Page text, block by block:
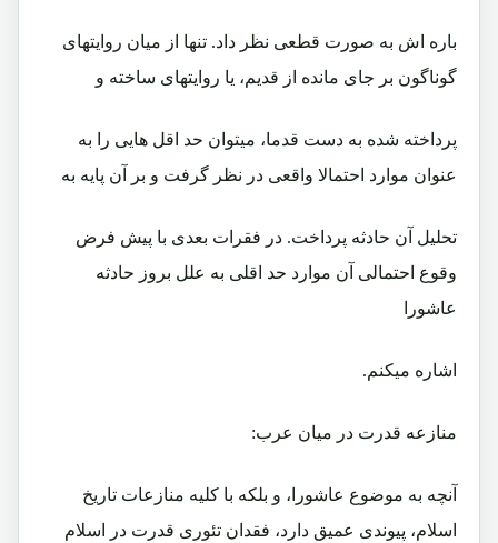
باره اش به صورت قطعی نظر داد. تنها از میان روایتهای
گوناگون بر جای مانده از قدیم، یا روایتهای ساخته و
پرداخته شده به دست قدما، میتوان حد اقل هایی را به
عنوان موارد احتمالا واقعی در نظر گرفت و بر آن پایه به
تحلیل آن حادثه پرداخت. در فقرات بعدی با پیش فرض
وقوع احتمالی آن موارد حد اقلی به علل بروز حادثه
عاشورا
اشاره میکنم.
منازعه قدرت در میان عرب:
آنچه به موضوع عاشورا، و بلکه با کلیه منازعات تاریخ
اسلام، پیوندی عمیق دارد، فقدان تئوری قدرت در اسلام